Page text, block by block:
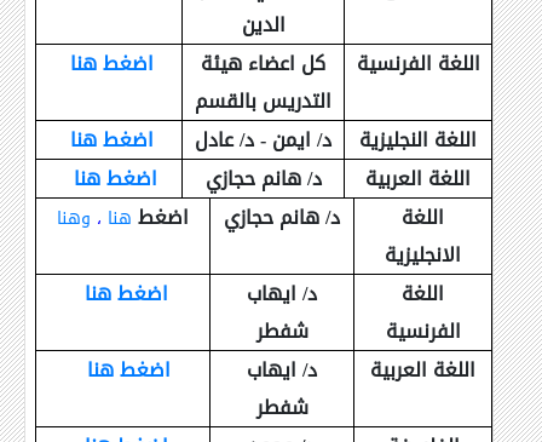
الدين
اللغة الفرنسية
كل اعضاء هيئة
التدريس بالقسم
اضغط هنا
اللغة النجليزية د/ ايمن - د/ عادل
اضغط هنا
اللغة العربية
د/ هانم حجازي
اضغط هنا
اللغة
الانجليزية
د/ هانم حجازي اضغط هنا ، وهنا
اللغة
الفرنسية
د/ ايهاب
شفطر
اضغط هنا
اللغة العربية
د/ ايهاب
شفطر
اضغط هنا